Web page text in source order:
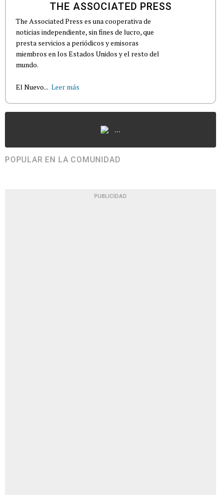
THE ASSOCIATED PRESS
The Associated Press es una cooperativa de
noticias independiente, sin fines de lucro, que
presta servicios a periódicos y emisoras
miembros en los Estados Unidos y el resto del
mundo.
El Nuevo... Leer más
...
POPULAR EN LA COMUNIDAD
PUBLICIDAD